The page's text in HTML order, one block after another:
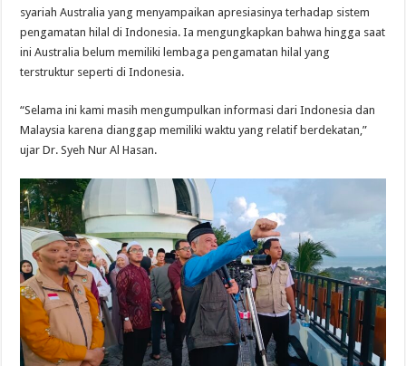
syariah Australia yang menyampaikan apresiasinya terhadap sistem
pengamatan hilal di Indonesia. Ia mengungkapkan bahwa hingga saat
ini Australia belum memiliki lembaga pengamatan hilal yang
terstruktur seperti di Indonesia.
“Selama ini kami masih mengumpulkan informasi dari Indonesia dan
Malaysia karena dianggap memiliki waktu yang relatif berdekatan,”
ujar Dr. Syeh Nur Al Hasan.